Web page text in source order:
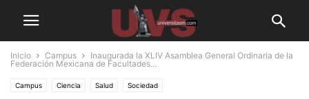
Inicio Campus
Inaugurada la XLIV Asamblea General Ordinaria de la
Federación Mexicana de Facultades...
Campus Ciencia Salud Sociedad